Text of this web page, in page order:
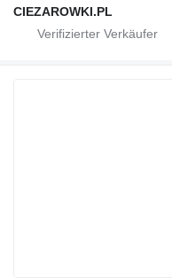
CIEZAROWKI.PL